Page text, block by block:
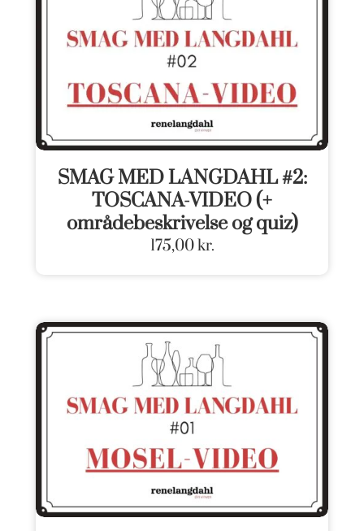
SMAG MED LANGDAHL #2:
TOSCANA-VIDEO (+
områdebeskrivelse og quiz)
175,00kr.